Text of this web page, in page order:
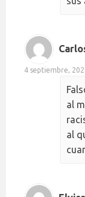
4 septiembre,
al
al